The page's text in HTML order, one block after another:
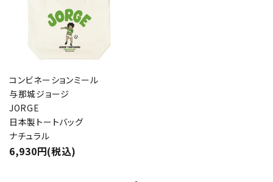
コンビネーションミール
与那城ジョージ
JORGE
日本製トートバッグ
ナチュラル
6,930円(税込)